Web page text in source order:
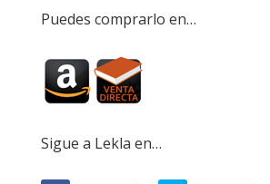
Puedes comprarlo en…
Sigue a Lekla en…